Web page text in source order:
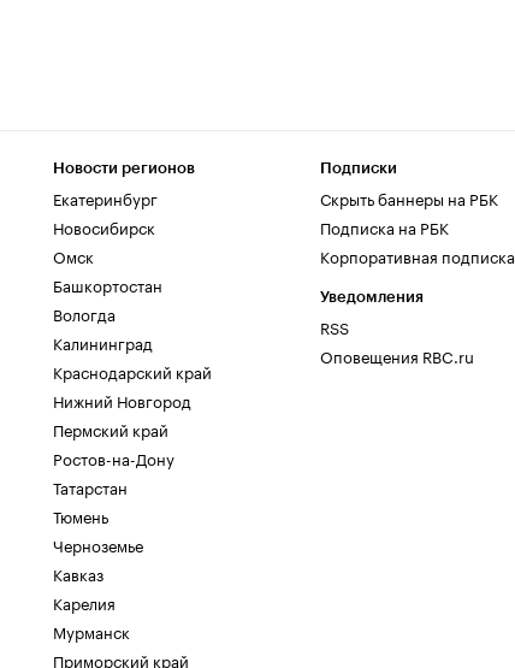
Новости регионов
Екатеринбург
Новосибирск
Омск
Башкортостан
Вологда
Калининград
Краснодарский край
Нижний Новгород
Пермский край
Ростов-на-Дону
Татарстан
Тюмень
Черноземье
Кавказ
Карелия
Мурманск
Приморский край
Подписки
Скрыть баннеры на РБК
Подписка на РБК
Корпоративная подписка
Уведомления
RSS
Оповещения RBC.ru